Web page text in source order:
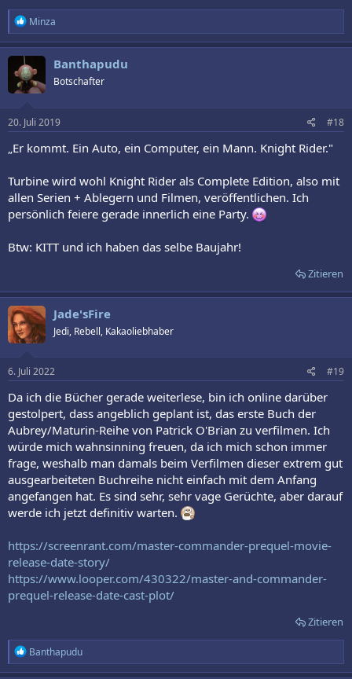
R
e
a
k
t
i
o
e
n
:
Minza
Banthapudu
Botschafter
20. Juli 2019 #18
„Er kommt. Ein Auto, ein Computer, ein Mann. Knight Rider."
Turbine wird wohl Knight Rider als Complete Edition, also mit
allen Serien + Ablegern und Filmen, veröffentlichen. Ich
persönlich feiere gerade innerlich eine Party.
Btw: KITT und ich haben das selbe Baujahr!
Zitieren
Jade'sFire
Jedi, Rebell, Kakaoliebhaber
6. Juli 2022 #19
Da ich die Bücher gerade weiterlese, bin ich online darüber
gestolpert, dass angeblich geplant ist, das erste Buch der
Aubrey/Maturin-Reihe von Patrick O'Brian zu verfilmen. Ich
würde mich wahnsinning freuen, da ich mich schon immer
frage, weshalb man damals beim Verfilmen dieser extrem gut
ausgearbeiteten Buchreihe nicht einfach mit dem Anfang
angefangen hat. Es sind sehr, sehr vage Gerüchte, aber darauf
werde ich jetzt definitiv warten.
https://screenrant.com/master-commander-prequel-movie-
release-date-story/
https://www.looper.com/430322/master-and-commander-
prequel-release-date-cast-plot/
Zitieren
R
e
a
Banthapudu